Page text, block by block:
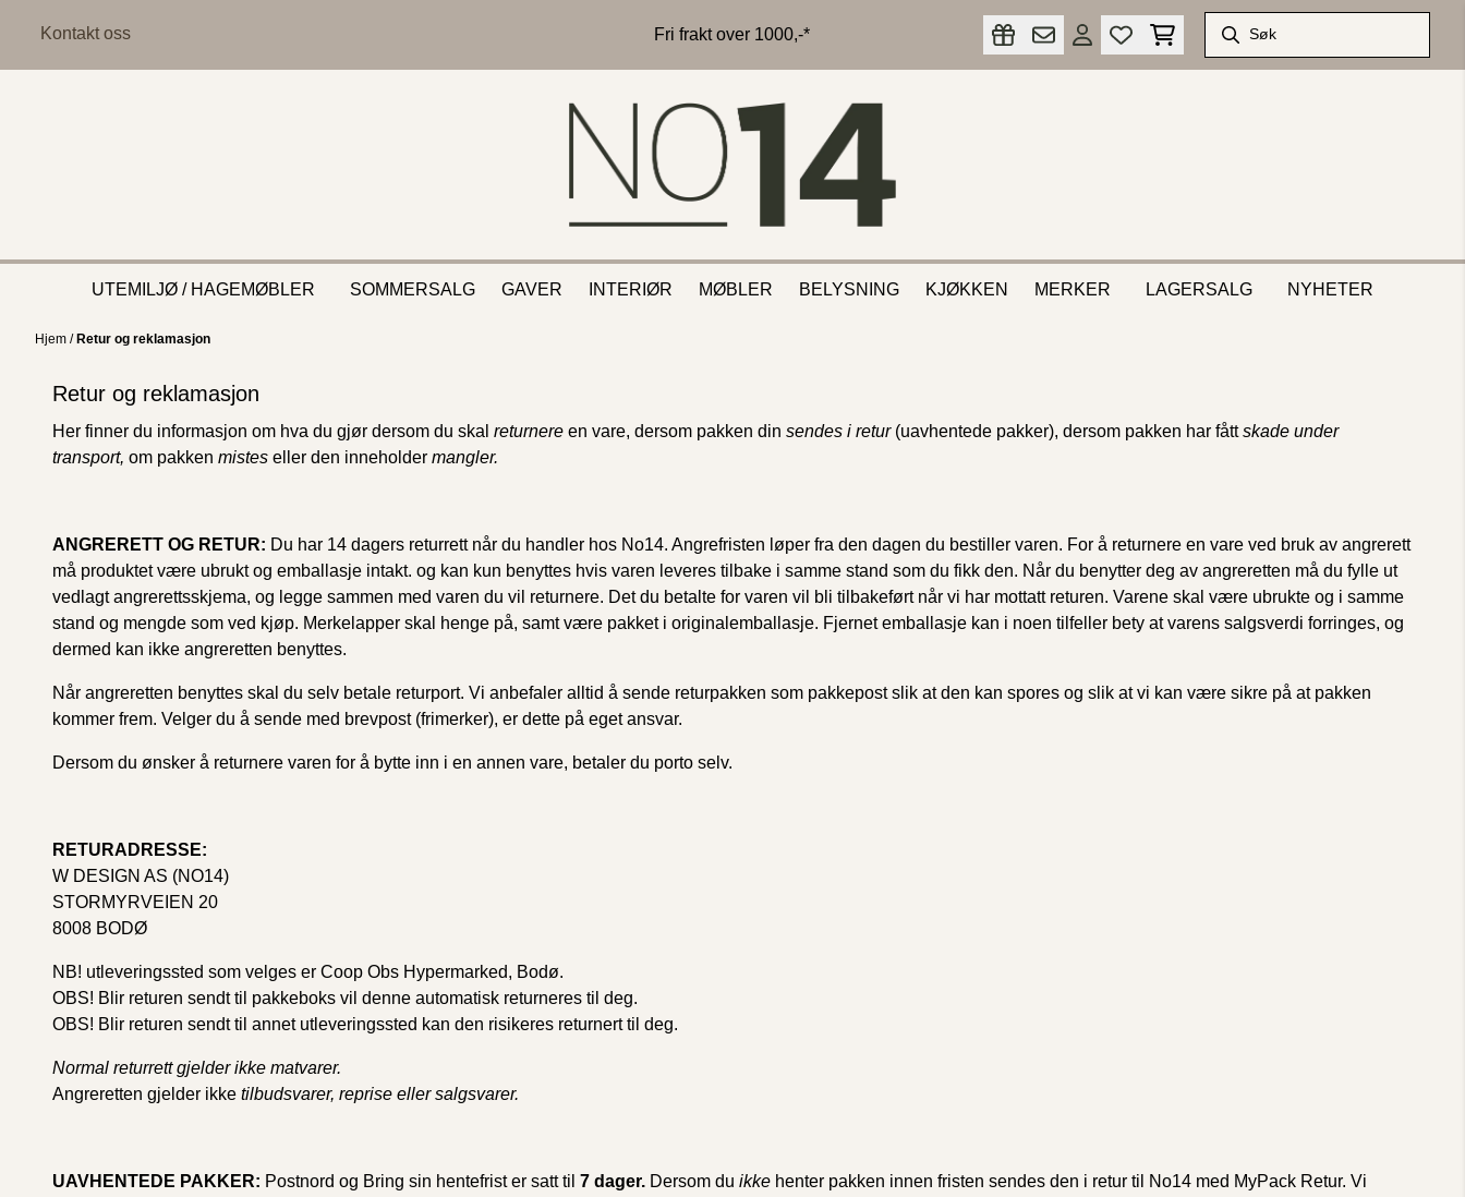
Kontakt oss Fri frakt over 1000,-*
UTEMILJØ / HAGEMØBLER SOMMERSALG GAVER INTERIØR MØBLER BELYSNING KJØKKEN MERKER LAGERSALG NYHETER
Hjem / Retur og reklamasjon
Retur og reklamasjon
Her finner du informasjon om hva du gjør dersom du skal returnere en vare, dersom pakken din sendes i retur(uavhentede pakker), dersom pakken har fåttskade under
transport, om pakken mistes eller den inneholder mangler.
ANGRERETT OG RETUR: Du har 14 dagers returrett når du handler hos No14. Angrefristen løper fra den dagen du bestiller varen. For å returnere en vare ved bruk av angrerett
må produktet være ubrukt og emballasje intakt. og kan kun benyttes hvis varen leveres tilbake i samme stand som du fikk den. Når du benytter deg av angreretten må du fylle ut
vedlagt angrerettsskjema, og legge sammen med varen du vil returnere. Det du betalte for varen vil bli tilbakeført når vi har mottatt returen. Varene skal være ubrukte og i samme
stand og mengde som ved kjøp. Merkelapper skal henge på, samt være pakket i originalemballasje. Fjernet emballasje kan i noen tilfeller bety at varens salgsverdi forringes, og
dermed kan ikke angreretten benyttes.
Når angreretten benyttes skal du selv betale returport. Vi anbefaler alltid å sende returpakken som pakkepost slik at den kan spores og slik at vi kan være sikre på at pakken
kommer frem. Velger du å sende med brevpost (frimerker), er dette på eget ansvar.
Dersom du ønsker å returnere varen for å bytte inn i en annen vare, betaler du porto selv.
RETURADRESSE:
W DESIGN AS (NO14)
STORMYRVEIEN 20
8008 BODØ
NB! utleveringssted som velges er Coop Obs Hypermarked, Bodø.
OBS! Blir returen sendt til pakkeboks vil denne automatisk returneres til deg.
OBS! Blir returen sendt til annet utleveringssted kan den risikeres returnert til deg.
Normal returrett gjelder ikke matvarer.
Angreretten gjelder ikke tilbudsvarer, reprise eller salgsvarer.
UAVHENTEDE PAKKER: Postnord og Bring sin hentefrist er satt til 7 dager. Dersom du ikke henter pakken innen fristen sendes den i retur til No14 med MyPack Retur. Vi